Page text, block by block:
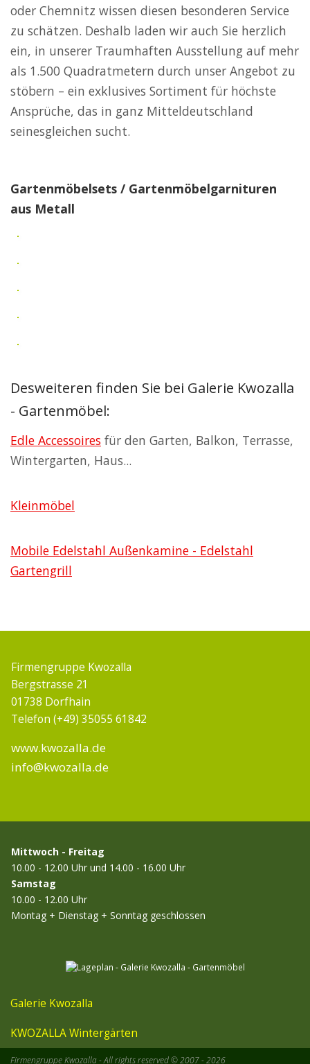
oder Chemnitz wissen diesen besonderen Service
zu schätzen. Deshalb laden wir auch Sie herzlich
ein, in unserer Traumhaften Ausstellung auf mehr
als 1.500 Quadratmetern durch unser Angebot zu
stöbern – ein exklusives Sortiment für höchste
Ansprüche, das in ganz Mitteldeutschland
seinesgleichen sucht.
Gartenmöbelsets / Gartenmöbelgarnituren
aus Metall
Desweiteren finden Sie bei Galerie Kwozalla
- Gartenmöbel:
Edle Accessoires für den Garten, Balkon, Terrasse,
Wintergarten, Haus...
Kleinmöbel
Mobile Edelstahl Außenkamine - Edelstahl
Gartengrill
Firmengruppe Kwozalla
Bergstrasse 21
01738 Dorfhain
Telefon (+49) 35055 61842
www.kwozalla.de
info@kwozalla.de
Mittwoch - Freitag
10.00 - 12.00 Uhr und 14.00 - 16.00 Uhr
Samstag
10.00 - 12.00 Uhr
Montag + Dienstag + Sonntag geschlossen
Galerie Kwozalla
KWOZALLA Wintergärten
Firmengruppe Kwozalla - All rights reserved © 2007 - 2026